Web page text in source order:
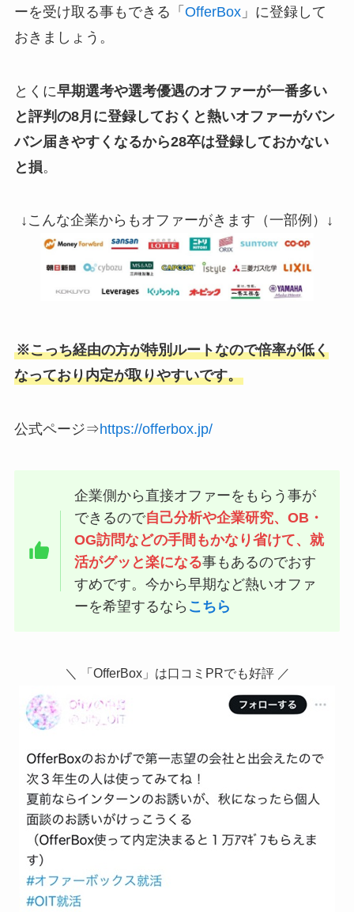
ーを受け取る事もできる「 OfferBox」に登録して
おきましょう。
とくに早期選考や選考優遇のオファーが一番多い
と評判の8月に登録しておくと熱いオファーがバン
バン届きやすくなるから28卒は登録しておかない
と損。
↓こんな企業からもオファーがきます（一部例）↓
※こっち経由の方が特別ルートなので倍率が低く
なっており内定が取りやすいです。
公式ページ⇒https://offerbox.jp/
企業側から直接オファーをもらう事が
できるので自己分析や企業研究、OB・
OG訪問などの手間もかなり省けて、就
活がグッと楽になる事もあるのでおす
すめです。今から早期など熱いオファ
ーを希望するなら こちら
＼ 「OfferBox」は口コミPRでも好評 ／